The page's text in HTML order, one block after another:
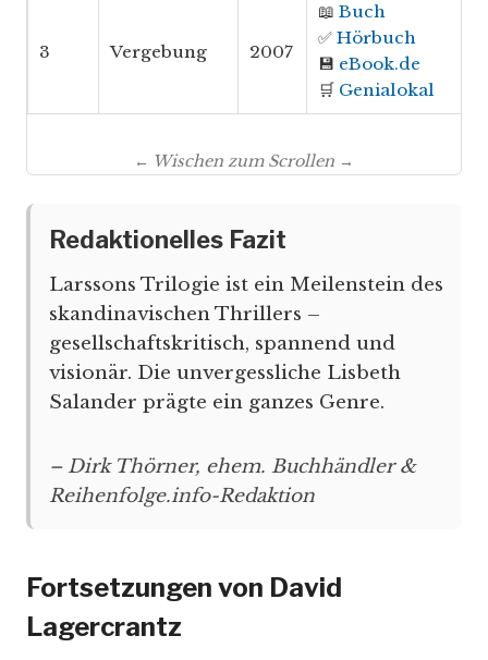
3 Vergebung 2007
📖 Buch
✅ Hörbuch
💾 eBook.de
🛒 Genialokal
← Wischen zum Scrollen →
Redaktionelles Fazit
Larssons Trilogie ist ein Meilenstein des
skandinavischen Thrillers –
gesellschaftskritisch, spannend und
visionär. Die unvergessliche Lisbeth
Salander prägte ein ganzes Genre.
– Dirk Thörner, ehem. Buchhändler &
Reihenfolge.info-Redaktion
Fortsetzungen von David
Lagercrantz